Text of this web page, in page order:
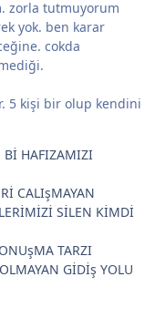
zorla tutmuyorum
yok. ben karar
cokda
5 kişi bir olup kendini
Bİ HAFIZAMIZI
CALIşMAYAN
SİLEN KİMDİ
TARZI
GİDİş YOLU